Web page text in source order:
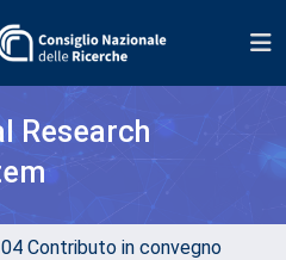
Research
04 Contributo in convegno